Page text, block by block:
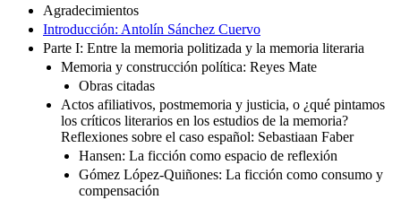
Agradecimientos
Introducción: Antolín Sánchez Cuervo
Parte I: Entre la memoria politizada y la memoria literaria
Memoria y construcción política: Reyes Mate
Obras citadas
Actos afiliativos, postmemoria y justicia, o ¿qué pintamos
los críticos literarios en los estudios de la memoria?
Reflexiones sobre el caso español: Sebastiaan Faber
Hansen: La ficción como espacio de reflexión
Gómez López-Quiñones: La ficción como consumo y
compensación